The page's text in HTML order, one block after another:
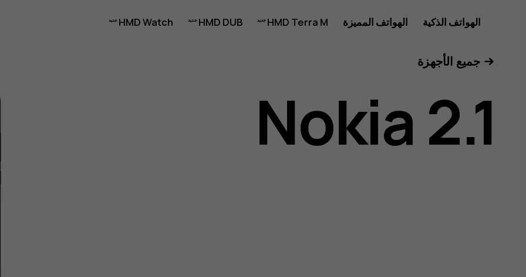
دليل
مستخدم
هاتف
الهواتف الذكية الهواتف المميزة HMD Terra M
HMD DUB
HMD Watch
جميع الأجهزة
Nokia 2.1